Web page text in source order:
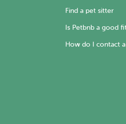
Find a pet sitter
Is Petbnb a good
How do I contact